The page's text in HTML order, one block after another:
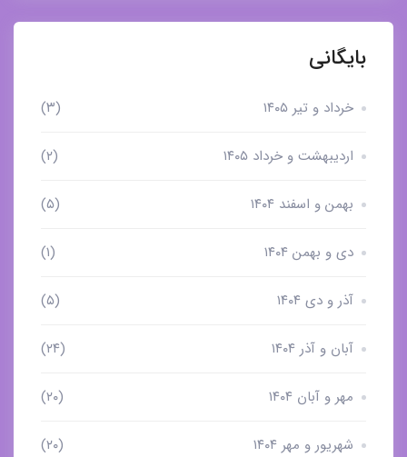
بایگانی
خرداد و تیر ۱۴۰۵ (۳)
اردیبهشت و خرداد ۱۴۰۵ (۲)
بهمن و اسفند ۱۴۰۴ (۵)
دی و بهمن ۱۴۰۴ (۱)
آذر و دی ۱۴۰۴ (۵)
آبان و آذر ۱۴۰۴ (۲۴)
مهر و آبان ۱۴۰۴ (۲۰)
شهریور و مهر ۱۴۰۴ (۲۰)